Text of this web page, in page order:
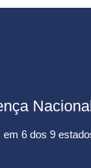
em 6 dos 9